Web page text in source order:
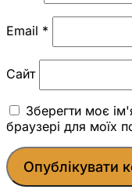
Email *
Сайт
Зберегти моє
браузері для моїх